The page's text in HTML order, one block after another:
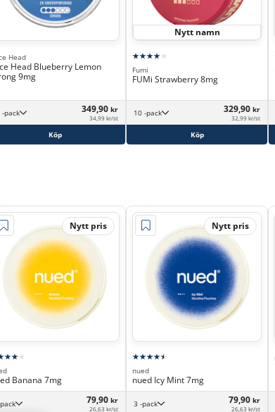
Head
Head Blueberry Lemon
9mg
10 -pack 349,90 kr
34,99 kr/st
Köp
Nytt namn
Fumi
FUMi Strawberry 8mg
10 -pack 329,90 kr
32,99 kr/st
Köp
Nytt pris
Banana 7mg
-pack 79,90 kr
26,63 kr/st
Nytt pris
nued
nued Icy Mint 7mg
3 -pack 79,90 kr
26,63 kr/st